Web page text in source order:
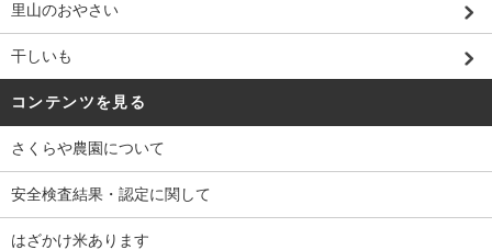
里山のおやさい
干しいも
コンテンツを見る
さくらや農園について
安全検査結果・認定に関して
はざかけ米あります